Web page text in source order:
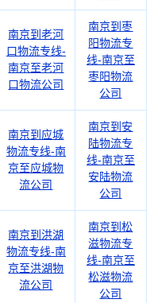
南京到老河
口物流专线-
南京至老河
口物流公司
南京到枣
阳物流专
线-南京至
枣阳物流
公司
南京到应城
物流专线-南
京至应城物
流公司
南京到安
陆物流专
线-南京至
安陆物流
公司
南京到洪湖
物流专线-南
京至洪湖物
流公司
南京到松
滋物流专
线-南京至
松滋物流
公司